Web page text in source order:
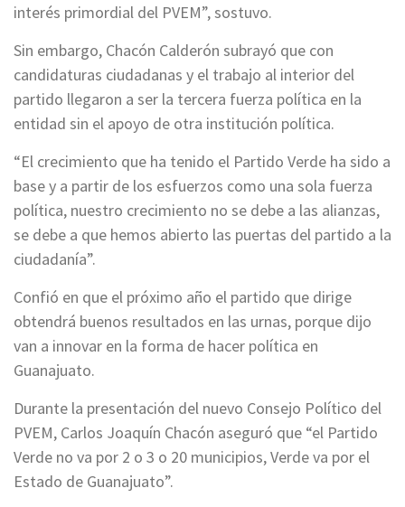
interés primordial del PVEM”, sostuvo.
Sin embargo, Chacón Calderón subrayó que con
candidaturas ciudadanas y el trabajo al interior del
partido llegaron a ser la tercera fuerza política en la
entidad sin el apoyo de otra institución política.
“El crecimiento que ha tenido el Partido Verde ha sido a
base y a partir de los esfuerzos como una sola fuerza
política, nuestro crecimiento no se debe a las alianzas,
se debe a que hemos abierto las puertas del partido a la
ciudadanía”.
Confió en que el próximo año el partido que dirige
obtendrá buenos resultados en las urnas, porque dijo
van a innovar en la forma de hacer política en
Guanajuato.
Durante la presentación del nuevo Consejo Político del
PVEM, Carlos Joaquín Chacón aseguró que “el Partido
Verde no va por 2 o 3 o 20 municipios, Verde va por el
Estado de Guanajuato”.